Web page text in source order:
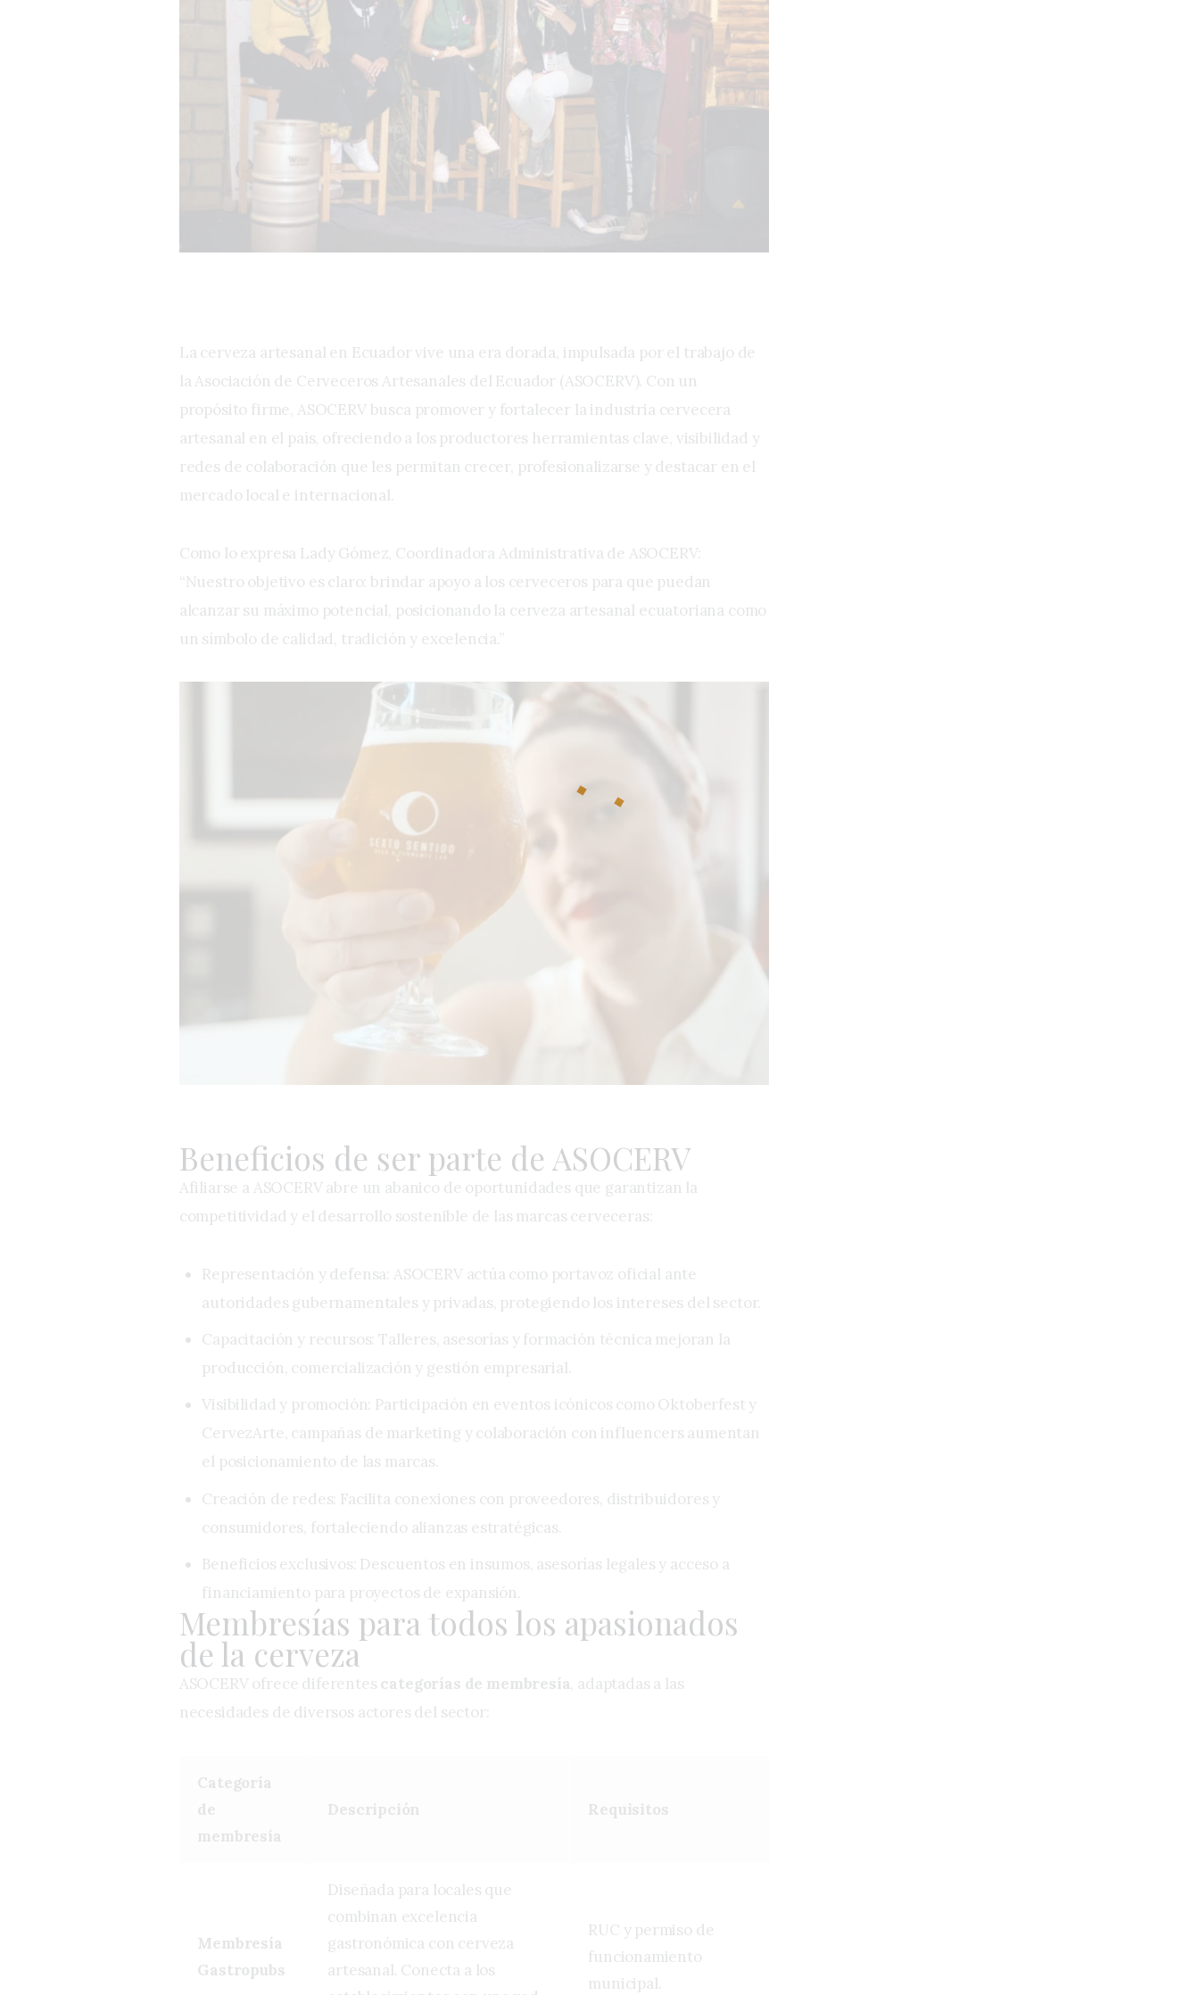
La cerveza artesanal en Ecuador vive una era dorada, impulsada por el trabajo de
la Asociación de Cerveceros Artesanales del Ecuador (ASOCERV). Con un
propósito firme, ASOCERV busca promover y fortalecer la industria cervecera
artesanal en el país, ofreciendo a los productores herramientas clave, visibilidad y
redes de colaboración que les permitan crecer, profesionalizarse y destacar en el
mercado local e internacional.
Como lo expresa Lady Gómez, Coordinadora Administrativa de ASOCERV:
“Nuestro objetivo es claro: brindar apoyo a los cerveceros para que puedan
alcanzar su máximo potencial, posicionando la cerveza artesanal ecuatoriana como
un símbolo de calidad, tradición y excelencia.”
Beneficios de ser parte de ASOCERV
Afiliarse a ASOCERV abre un abanico de oportunidades que garantizan la
competitividad y el desarrollo sostenible de las marcas cerveceras:
Representación y defensa: ASOCERV actúa como portavoz oficial ante
autoridades gubernamentales y privadas, protegiendo los intereses del sector.
Capacitación y recursos: Talleres, asesorías y formación técnica mejoran la
producción, comercialización y gestión empresarial.
Visibilidad y promoción: Participación en eventos icónicos como Oktoberfest y
CervezArte, campañas de marketing y colaboración con influencers aumentan
el posicionamiento de las marcas.
Creación de redes: Facilita conexiones con proveedores, distribuidores y
consumidores, fortaleciendo alianzas estratégicas.
Beneficios exclusivos: Descuentos en insumos, asesorías legales y acceso a
financiamiento para proyectos de expansión.
Membresías para todos los apasionados
de la cerveza
ASOCERV ofrece diferentes categorías de membresía , adaptadas a las
necesidades de diversos actores del sector:
Categoría
de
membresía
Descripción Requisitos
Membresía
Gastropubs
Diseñada para locales que
combinan excelencia
gastronómica con cerveza
artesanal. Conecta a los
RUC y permiso de
funcionamiento
municipal.